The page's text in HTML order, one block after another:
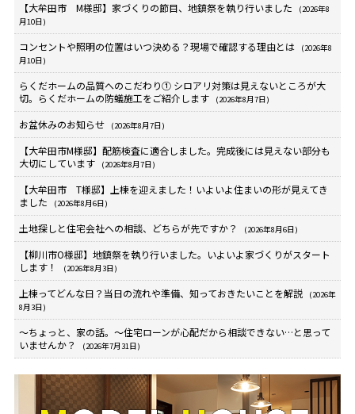
【大牟田市 M様邸】家づくりの節目、地鎮祭を執り行いました
(2026年8
月10日)
コンセントや照明の位置はいつ決める？現場で確認する理由とは
(2026年8
月10日)
らくだホームの品質へのこだわり① シロアリ対策は見えないところが大
切。らくだホームの防蟻施工をご紹介します
(2026年8月7日)
お盆休みのお知らせ (2026年8月7日)
【大牟田市M様邸】配筋検査に適合しました。完成後には見えない部分も
大切にしています
(2026年8月7日)
【大牟田市 T様邸】上棟を迎えました！いよいよ住まいの形が見えてき
ました
(2026年8月6日)
土地探しと住宅会社への相談、どちらが先ですか？ (2026年8月6日)
【柳川市O様邸】地鎮祭を執り行いました。いよいよ家づくりがスタート
します！
(2026年8月3日)
上棟ってどんな日？当日の流れや準備、知っておきたいことを解説
(2026年
8月3日)
～ちょっと、家の話。～住宅ローンが心配だから相談できない…と思って
いませんか？
(2026年7月31日)